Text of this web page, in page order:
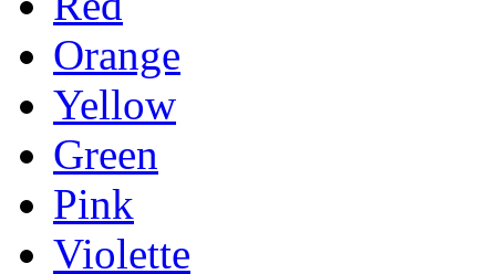
Orange
Yellow
Green
Pink
Violette